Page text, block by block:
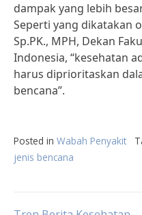
dampak yang lebih
Seperti yang dikatakan
Sp.PK., MPH, Dekan
Indonesia, “kesehatan
harus diprioritaskan
bencana”.
Posted in Wabah Penyakit
jenis bencana